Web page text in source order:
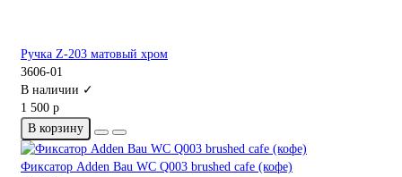
Ручка Z-203 матовый хром
3606-01
В наличии ✓
1 500 р
В корзину
Фиксатор Adden Bau WC Q003 brushed cafe (кофе)